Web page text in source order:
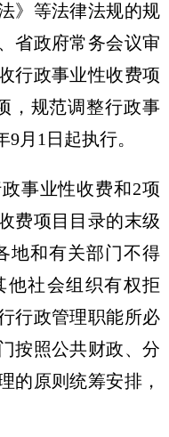
》等法律法规的规
省政府常务会议审
行政事业性收费项
，规范调整行政事
月1日起执行。
事业性收费和2项
费项目目录的末级
地和有关部门不得
他社会组织有权拒
行政管理职能所必
按照公共财政、分
的原则统筹安排，